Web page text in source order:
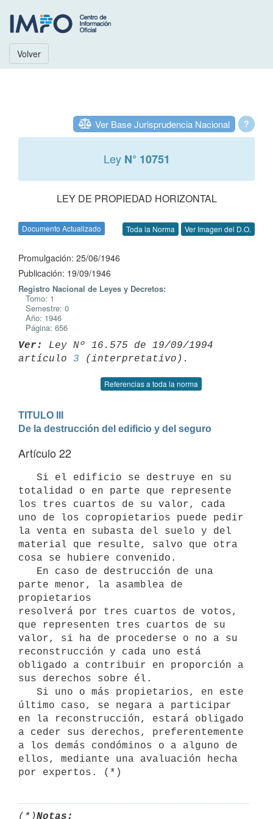
Volver
?
Ver Base Jurisprudencia Nacional
Ley N° 10751
LEY DE PROPIEDAD HORIZONTAL
Documento Actualizado Toda la Norma Ver Imagen del D.O.
Promulgación: 25/06/1946
Publicación: 19/09/1946
Registro Nacional de Leyes y Decretos:
Tomo: 1
Semestre: 0
Año: 1946
Página: 656
Ver:
Ley Nº 16.575 de 19/09/1994
artículo 3
Referencias a toda la norma
TITULO III
De la destrucción del edificio y del seguro
Artículo 22
totalidad o en parte que represente
los tres cuartos de su valor, cada
uno de los copropietarios puede pedir
la venta en subasta del suelo y del
material que resulte, salvo que otra
cosa se hubiere convenido.
parte menor, la asamblea de
propietarios
resolverá por tres cuartos de votos,
que representen tres cuartos de su
valor, si ha de procederse o no a su
reconstrucción y cada uno está
obligado a contribuir en proporción a
sus derechos sobre él.
último caso, se negara a participar
en la reconstrucción, estará obligado
a ceder sus derechos, preferentemente
a los demás condóminos o a alguno de
ellos, mediante una avaluación hecha
por expertos. (*)
(*)Notas: